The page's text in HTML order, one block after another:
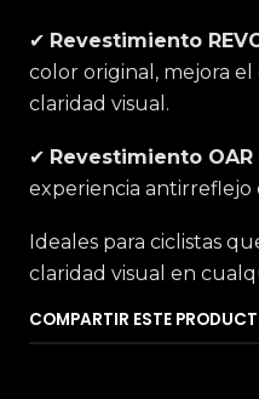
✔ Revestimiento
color original, mejora
claridad visual.
✔ Revestimiento
experiencia antirreflejo
Ideales para ciclistas
claridad visual en
COMPARTIR ESTE